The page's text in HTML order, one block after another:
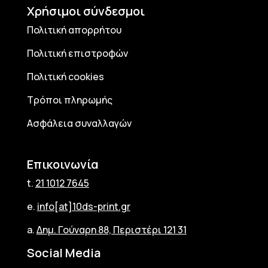
Χρήσιμοι σύνδεσμοι
Πολιτική απορρήτου
Πολιτική επιστροφών
Πολιτική cookies
Τρόποι πληρωμής
Ασφάλεια συναλλαγών
Επικοινωνία
t. 21 1012 7645
e. info[at]10ds-print.gr
a.Δημ. Γούναρη 88, Περιστέρι 121 31
Social Media